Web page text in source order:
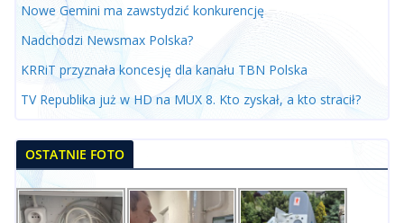
Nowe Gemini ma zawstydzić konkurencję
Nadchodzi Newsmax Polska?
KRRiT przyznała koncesję dla kanału TBN Polska
TV Republika już w HD na MUX 8. Kto zyskał, a kto stracił?
OSTATNIE FOTO